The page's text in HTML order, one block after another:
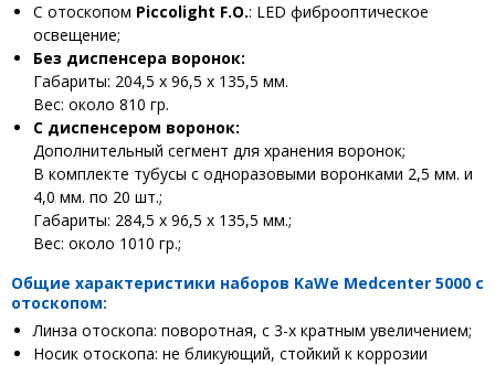
С отоскопом Piccolight F.O.: LED фиброоптическое
освещение;
Без диспенсера воронок:
Габариты: 204,5 х 96,5 х 135,5 мм.
Вес: около 810 гр.
С диспенсером воронок:
Дополнительный сегмент для хранения воронок;
В комплекте тубусы с одноразовыми воронками 2,5 мм. и
4,0 мм. по 20 шт.;
Габариты: 284,5 х 96,5 х 135,5 мм.;
Вес: около 1010 гр.;
Общие характеристики наборов KaWe Medcenter 5000 с
отоскопом:
Линза отоскопа: поворотная, с 3-х кратным увеличением;
Носик отоскопа: не бликующий, стойкий к коррозии